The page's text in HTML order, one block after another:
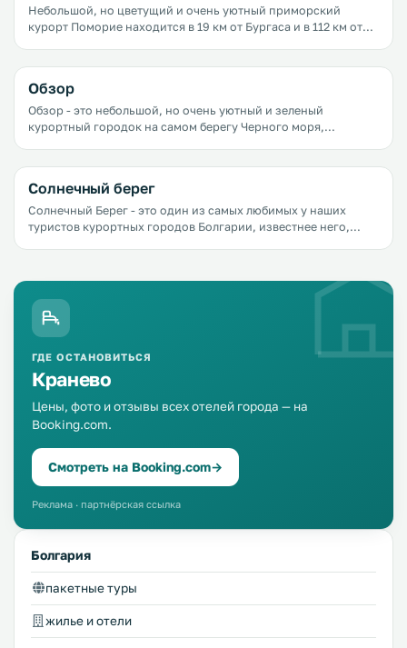
приятное, очень низкие цены.
Небольшой, но цветущий и очень уютный приморский
курорт Поморие находится в 19 км от Бургаса и в 112 км от
Обзор
Обзор - это небольшой, но очень уютный и зеленый
курортный городок на самом берегу Черного моря,
Солнечный берег
Солнечный Берег - это один из самых любимых у наших
туристов курортных городов Болгарии, известнее него,
ГДЕ ОСТАНОВИТЬСЯ
Кранево
Цены, фото и отзывы всех отелей города — на
Booking.com.
Смотреть на Booking.com→
Реклама · партнёрская ссылка
Болгария
пакетные туры
жилье и отели